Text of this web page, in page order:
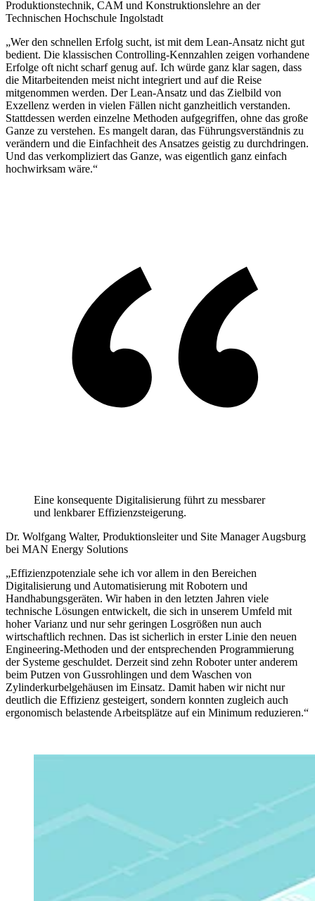
Produktionstechnik, CAM und Konstruktionslehre an der
Technischen Hochschule Ingolstadt
„Wer den schnellen Erfolg sucht, ist mit dem Lean-Ansatz nicht gut
bedient. Die klassischen Controlling-Kennzahlen zeigen vorhandene
Erfolge oft nicht scharf genug auf. Ich würde ganz klar sagen, dass
die Mitarbeitenden meist nicht integriert und auf die Reise
mitgenommen werden. Der Lean-Ansatz und das Zielbild von
Exzellenz werden in vielen Fällen nicht ganzheitlich verstanden.
Stattdessen werden einzelne Methoden aufgegriffen, ohne das große
Ganze zu verstehen. Es mangelt daran, das Führungsverständnis zu
verändern und die Einfachheit des Ansatzes geistig zu durchdringen.
Und das verkompliziert das Ganze, was eigentlich ganz einfach
hochwirksam wäre.“
Eine konsequente Digitalisierung führt zu messbarer
und lenkbarer Effizienzsteigerung.
Dr. Wolfgang Walter, Produktionsleiter und Site Manager Augsburg
bei MAN Energy Solutions
„Effizienzpotenziale sehe ich vor allem in den Bereichen
Digitalisierung und Automatisierung mit Robotern und
Handhabungsgeräten. Wir haben in den letzten Jahren viele
technische Lösungen entwickelt, die sich in unserem Umfeld mit
hoher Varianz und nur sehr geringen Losgrößen nun auch
wirtschaftlich rechnen. Das ist sicherlich in erster Linie den neuen
Engineering-Methoden und der entsprechenden Programmierung
der Systeme geschuldet. Derzeit sind zehn Roboter unter anderem
beim Putzen von Gussrohlingen und dem Waschen von
Zylinderkurbelgehäusen im Einsatz. Damit haben wir nicht nur
deutlich die Effizienz gesteigert, sondern konnten zugleich auch
ergonomisch belastende Arbeitsplätze auf ein Minimum reduzieren.“